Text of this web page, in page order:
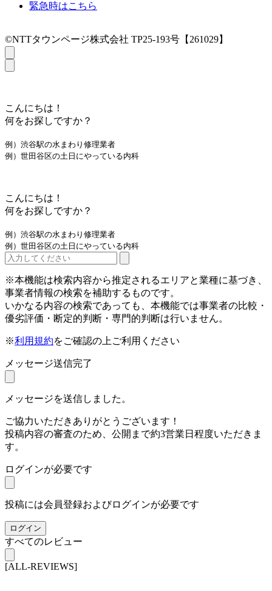
緊急時はこちら
©NTTタウンページ株式会社 TP25-193号【261029】
こんにちは！
何をお探しですか？
例）渋谷駅の水まわり修理業者
例）世田谷区の土日にやっている内科
こんにちは！
何をお探しですか？
例）渋谷駅の水まわり修理業者
例）世田谷区の土日にやっている内科
※本機能は検索内容から推定されるエリアと業種に基づき、
事業者情報の検索を補助するものです。
いかなる内容の検索であっても、本機能では事業者の比較・
優劣評価・断定的判断・専門的判断は行いません。
※利用規約をご確認の上ご利用ください
メッセージ送信完了
メッセージを送信しました。
ご協力いただきありがとうございます！
投稿内容の審査のため、公開まで約3営業日程度いただきま
す。
ログインが必要です
投稿には会員登録およびログインが必要です
ログイン
すべてのレビュー
[ALL-REVIEWS]